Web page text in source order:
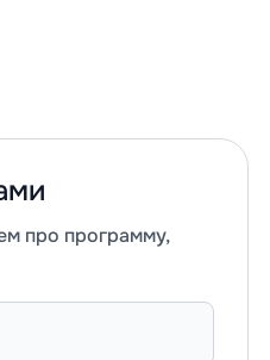
про программу,